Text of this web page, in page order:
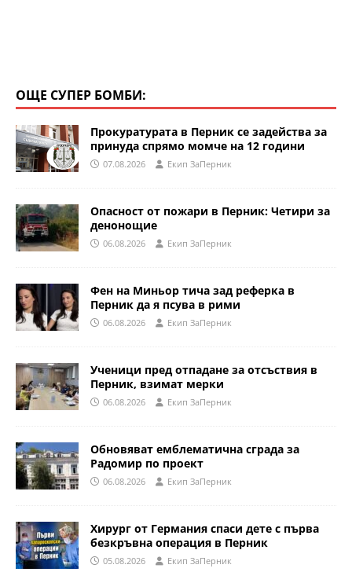
ОЩЕ СУПЕР БОМБИ:
Прокуратурата в Перник се задейства за
принуда спрямо момче на 12 години
07.08.2026 Eкип ЗаПерник
Опасност от пожари в Перник: Четири за
денонощие
06.08.2026 Eкип ЗаПерник
Фен на Миньор тича зад реферка в
Перник да я псува в рими
06.08.2026 Eкип ЗаПерник
Ученици пред отпадане за отсъствия в
Перник, взимат мерки
06.08.2026 Eкип ЗаПерник
Обновяват емблематична сграда за
Радомир по проект
06.08.2026 Eкип ЗаПерник
Хирург от Германия спаси дете с първа
безкръвна операция в Перник
05.08.2026 Eкип ЗаПерник